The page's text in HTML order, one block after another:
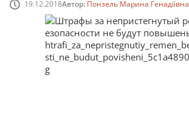
19.12.2018Автор: Понзель Марина Генадіївна